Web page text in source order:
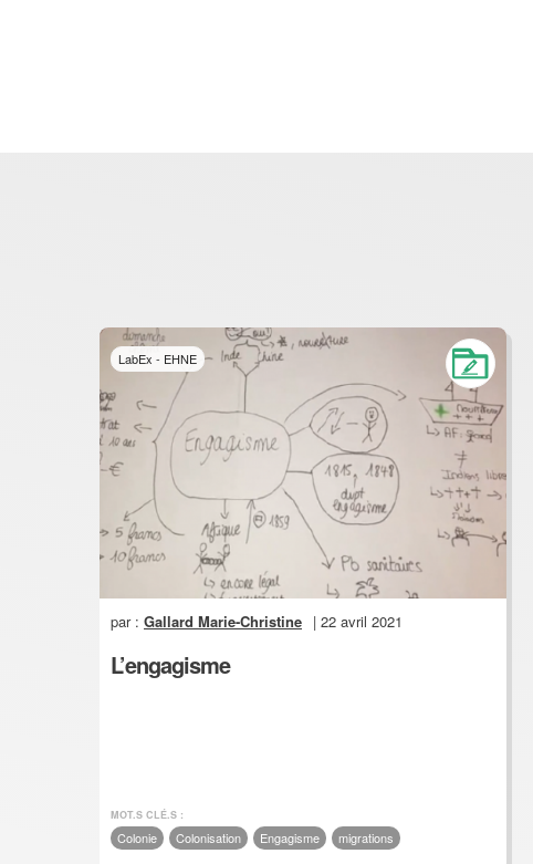
LabEx - EHNE
par : Gallard Marie-Christine | 22 avril 2021
L’engagisme
MOT.S CLÉ.S :
Colonie Colonisation Engagisme migrations